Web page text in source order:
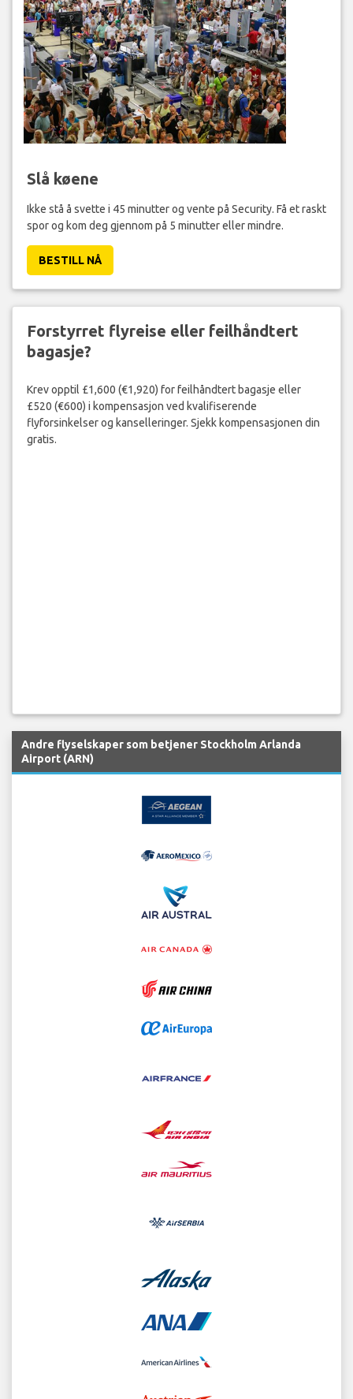
Slå køene
Ikke stå å svette i 45 minutter og vente på Security. Få et raskt
spor og kom deg gjennom på 5 minutter eller mindre.
BESTILL NÅ
Forstyrret flyreise eller feilhåndtert
bagasje?
Krev opptil £1,600 (€1,920) for feilhåndtert bagasje eller
£520 (€600) i kompensasjon ved kvalifiserende
flyforsinkelser og kanselleringer. Sjekk kompensasjonen din
gratis.
Andre flyselskaper som betjener Stockholm Arlanda
Airport (ARN)